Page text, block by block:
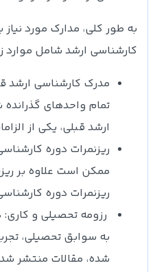
به طور کلی، مدارک مورد
کارشناسی ارشد شامل موارد
مدرک کارشناسی ارشد
تمام واحدهای
ارشد قبلی، یکی از
ریزنمرات دوره
ممکن است علاوه بر
ریزنمرات دوره
رزومه تحصیلی و کاری:
به سوابق تحصیلی،
شده، مقالات منتشر